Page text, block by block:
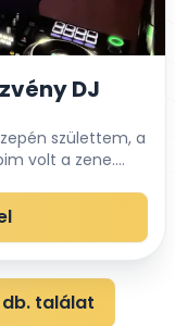
DJ
születtem, a
volt a zene.
és
i...
db. találat